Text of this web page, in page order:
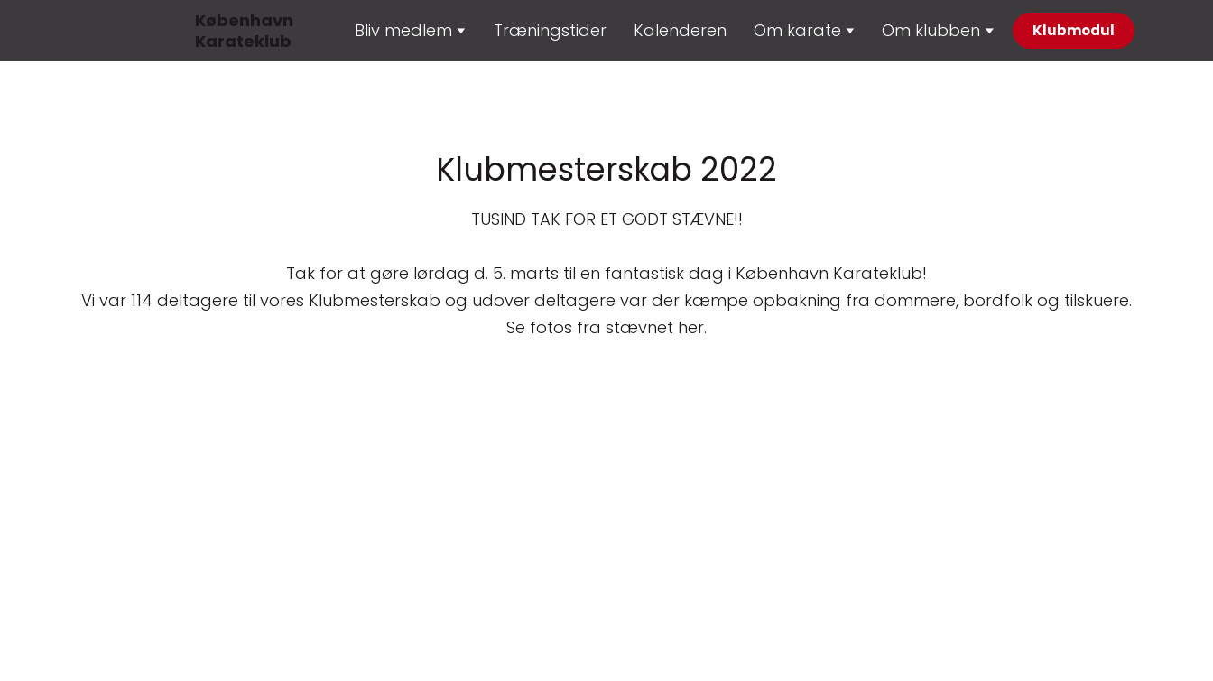
København
Karateklub
Bliv medlem Træningstider Kalenderen Om karate Om klubben Klubmodul
Klubmesterskab 2022
TUSIND TAK FOR ET GODT STÆVNE!!
Tak for at gøre lørdag d. 5. marts til en fantastisk dag i København Karateklub!
Vi var 114 deltagere til vores Klubmesterskab og udover deltagere var der kæmpe opbakning fra dommere, bordfolk og tilskuere.
Se fotos fra stævnet her.